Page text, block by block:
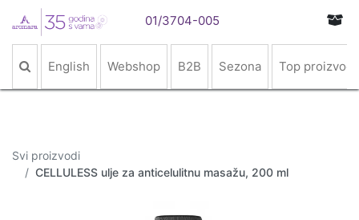
01/3704-005
English Webshop B2B Sezona Top proizvodi
Svi proizvodi
CELLULESS ulje za anticelulitnu masažu, 200 ml